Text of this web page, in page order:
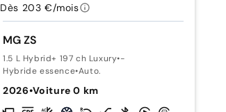
MG ZS
1.5 L Hybrid+ 197 ch Luxury•-
Hybride essence•Auto.
2026•Voiture 0 km
Dès 203 €/mois